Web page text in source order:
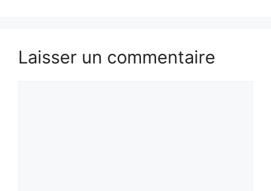
Laisser un commentaire